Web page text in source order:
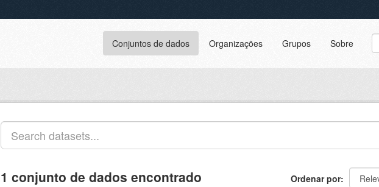
Conjuntos de dados Organizações Grupos Sobre
Ordenar por
1 conjunto de dados encontrado